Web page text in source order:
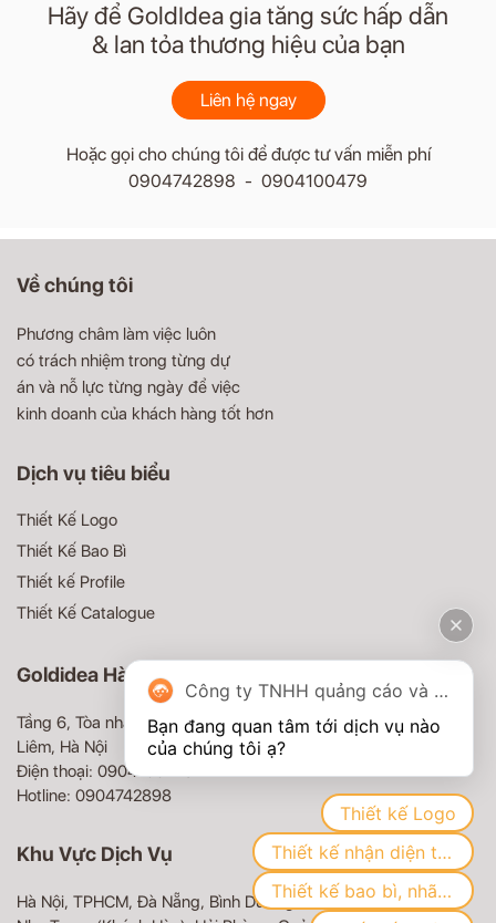
Hãy để GoldIdea gia tăng sức hấp dẫn
& lan tỏa thương hiệu của bạn
Liên hệ ngay
Hoặc gọi cho chúng tôi để được tư vấn miễn phí
0904742898 - 0904100479
Về chúng tôi
Phương châm làm việc luôn
có trách nhiệm trong từng dự
án và nỗ lực từng ngày để việc
kinh doanh của khách hàng tốt hơn
Dịch vụ tiêu biểu
Thiết Kế Logo
Thiết Kế Bao Bì
Thiết kế Profile
Thiết Kế Catalogue
Goldidea Hà Nội
Tầng 6, Tòa nhà MD Complex, 68 Nguyễn Cơ Thạch, Nam Từ
Liêm, Hà Nội
Điện thoại: 0904100479
Hotline: 0904742898
Khu Vực Dịch Vụ
Hà Nội, TPHCM, Đà Nẵng, Bình Dương, Biên Hòa (Đồng Nai),
Công ty TNHH quảng cáo và truyền thông Goldidea
Bạn đang quan tâm tới dịch vụ nào
Thiết kế Logo
Thiết kế nhận diện thương hiệu
Thiết kế bao bì, nhãn mác